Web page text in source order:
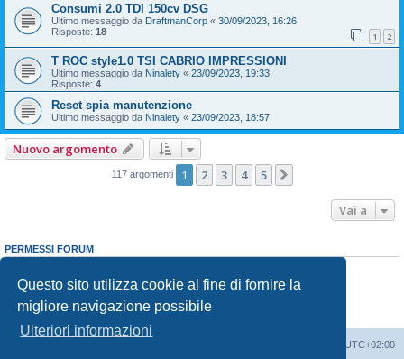
Questo sito utilizza cookie al fine di fornire la
migliore navigazione possibile
Ulteriori informazioni
Consumi 2.0 TDI 150cv DSG
Ultimo messaggio da DraftmanCorp « 30/09/2023, 16:26
Risposte: 18 1 2
T ROC style1.0 TSI CABRIO IMPRESSIONI
Ultimo messaggio da Ninalety « 23/09/2023, 19:33
Risposte: 4
Reset spia manutenzione
Ultimo messaggio da Ninalety « 23/09/2023, 18:57
Nuovo argomento
117 argomenti 1 2 3 4 5
Vai a
PERMESSI FORUM
Non puoirispondere negli argomenti
Non puoimodificare i tuoi messaggi
Non puoicancellare i tuoi messaggi
Non puoi
inviare allegati
UTC+02:00